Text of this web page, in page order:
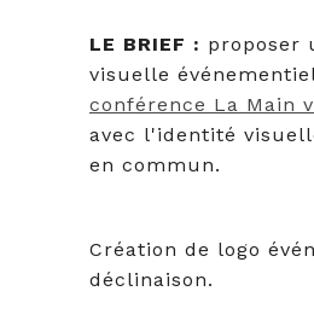
LE BRIEF : proposer
visuelle
conférence La Main
avec l'identité
en commun.
Création de logo
déclinaison.